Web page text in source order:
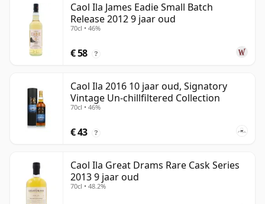
Caol Ila James Eadie Small Batch
Release 2012 9 jaar oud
70cl • 46%
€ 58 ?
Caol Ila 2016 10 jaar oud, Signatory
Vintage Un-chillfiltered Collection
70cl • 46%
€ 43 ?
Caol Ila Great Drams Rare Cask Series
2013 9 jaar oud
70cl • 48.2%